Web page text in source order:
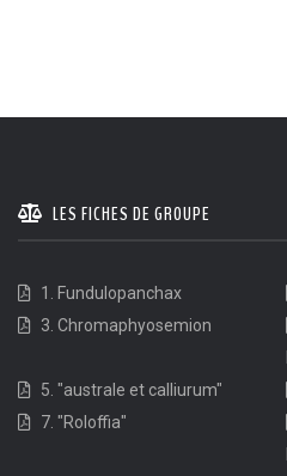
LES FICHES DE GROUPE
1. Fundulopanchax
3. Chromaphyosemion
5. "australe et calliurum"
7. "Roloffia"